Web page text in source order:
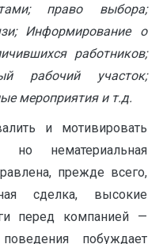
право выбора;
Информирование о
работников;
рабочий участок;
мероприятия и т.д.
и мотивировать
нематериальная
прежде всего,
сделка, высокие
перед компанией —
побуждает